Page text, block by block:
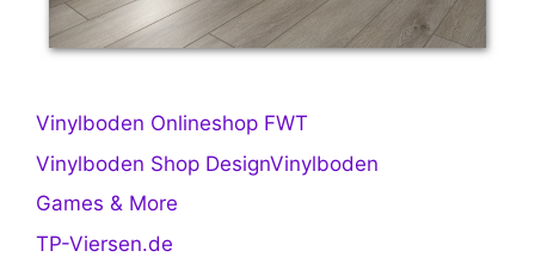
Vinylboden Onlineshop FWT
Vinylboden Shop DesignVinylboden
Games & More
TP-Viersen.de